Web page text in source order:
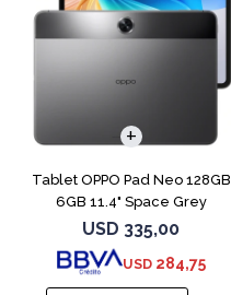
Tablet OPPO Pad Neo 128GB
6GB 11.4" Space Grey
USD 335,00
USD 284,75